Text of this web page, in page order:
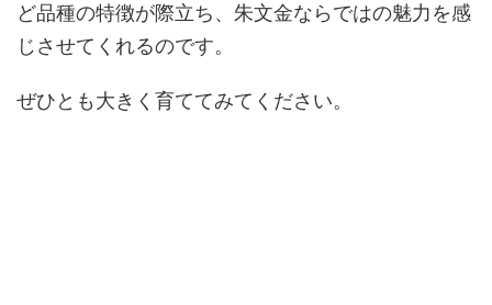
ど品種の特徴が際立ち、朱文金ならではの魅力を感
じさせてくれるのです。
ぜひとも大きく育ててみてください。